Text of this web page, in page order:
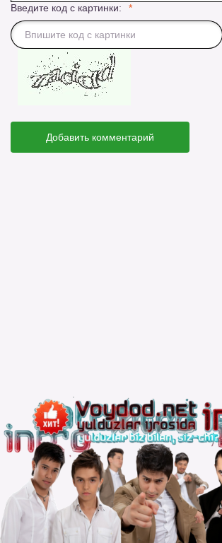
Введите код с картинки:
Добавить комментарий